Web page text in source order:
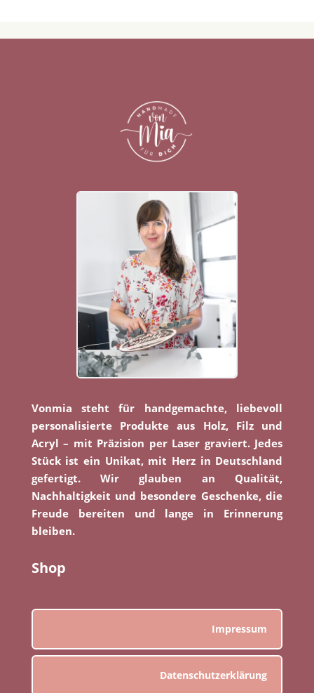
Vonmia steht für handgemachte, liebevoll
personalisierte Produkte aus Holz, Filz und
Acryl – mit Präzision per Laser graviert. Jedes
Stück ist ein Unikat, mit Herz in Deutschland
gefertigt. Wir glauben an Qualität,
Nachhaltigkeit und besondere Geschenke, die
Freude bereiten und lange in Erinnerung
bleiben.
Shop
Impressum
Datenschutzerklärung